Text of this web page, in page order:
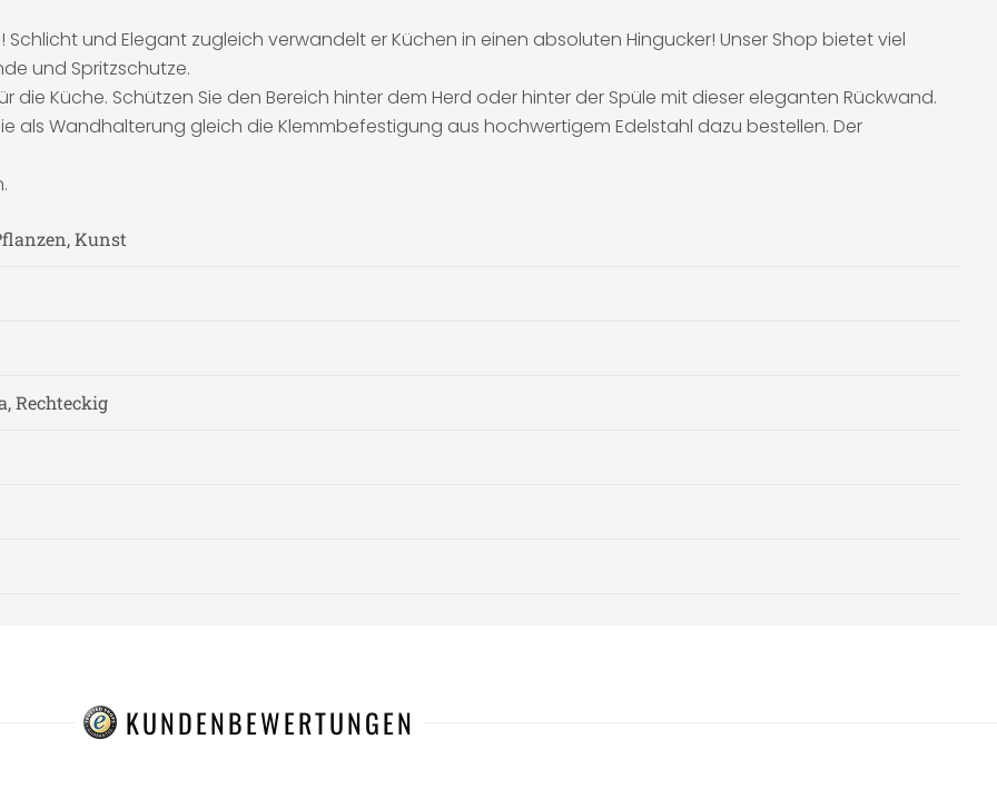
und Elegant zugleich verwandelt er Küchen in einen absoluten Hingucker! Unser Shop bietet viel
und Spritzschutze.
Küche. Schützen Sie den Bereich hinter dem Herd oder hinter der Spüle mit dieser eleganten Rückwand.
als Wandhalterung gleich die Klemmbefestigung aus hochwertigem Edelstahl dazu bestellen. Der
Kunst
Rechteckig
KUNDENBEWERTUNGEN